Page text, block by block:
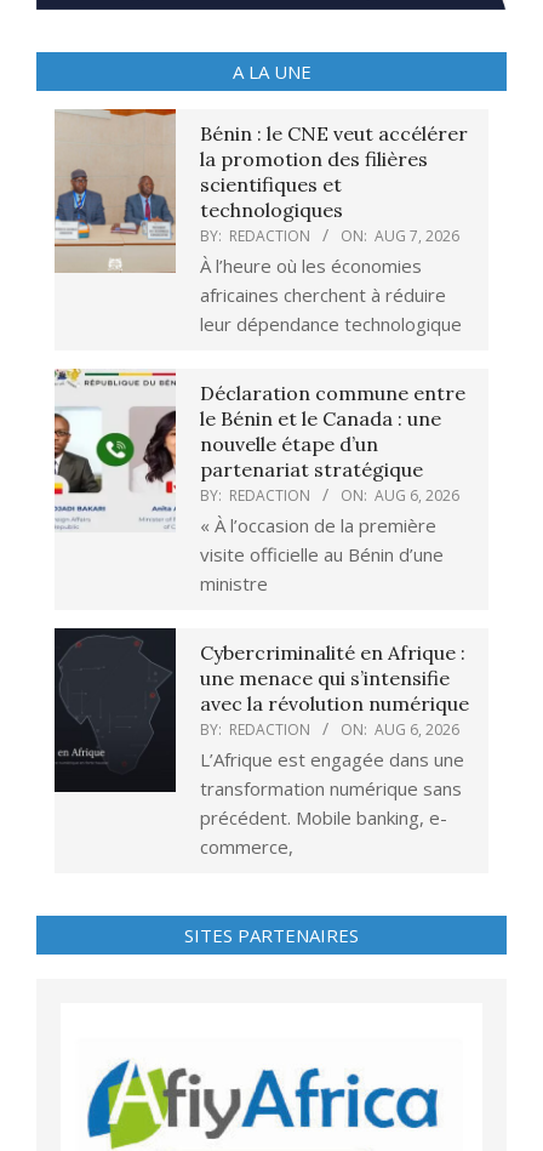
A LA UNE
Bénin : le CNE veut accélérer
la promotion des filières
scientifiques et
technologiques
BY: REDACTION ON: AUG 7, 2026
À l’heure où les économies
africaines cherchent à réduire
leur dépendance technologique
Déclaration commune entre
le Bénin et le Canada : une
nouvelle étape d’un
partenariat stratégique
BY: REDACTION ON: AUG 6, 2026
« À l’occasion de la première
visite officielle au Bénin d’une
ministre
Cybercriminalité en Afrique :
une menace qui s’intensifie
avec la révolution numérique
BY: REDACTION ON: AUG 6, 2026
L’Afrique est engagée dans une
transformation numérique sans
précédent. Mobile banking, e-
commerce,
SITES PARTENAIRES